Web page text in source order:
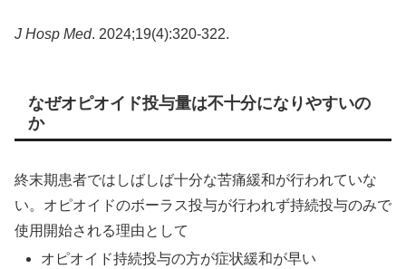
J Hosp Med. 2024;19(4):320-322.
なぜオピオイド投与量は不十分になりやすいの
か
終末期患者ではしばしば十分な苦痛緩和が行われていな
い。オピオイドのボーラス投与が行われず持続投与のみで
使用開始される理由として
オピオイド持続投与の方が症状緩和が早い